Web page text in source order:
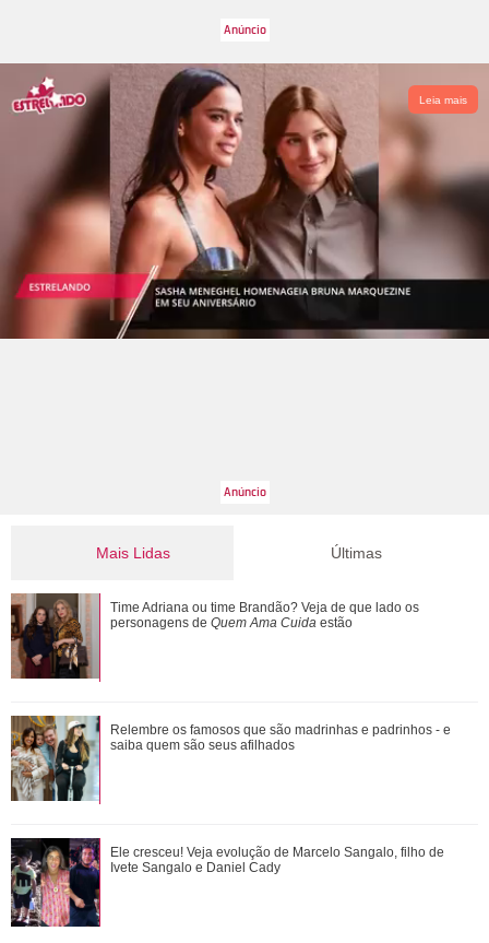
Leia mais
Mais Lidas
Ele cresceu! Veja evolução de Marcelo Sangalo, filho de
Ivete Sangalo e Daniel Cady
Ratinho se envolve em polêmica após falar sobre aparência
do cantor Tiago, da dupla com Hu...
Confira vezes em que Gaby Amarantos mostrou que não
tem medo de falar o que pensa
Últimas
Time Adriana ou time Brandão? Veja de que lado os
personagens de Quem Ama Cuida estão
Relembre os famosos que são madrinhas e padrinhos - e
saiba quem são seus afilhados
Ele cresceu! Veja evolução de Marcelo Sangalo, filho de
Ivete Sangalo e Daniel Cady